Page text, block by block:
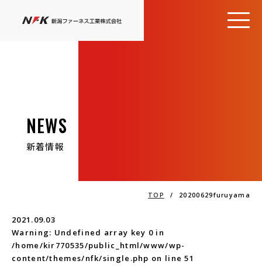
NEWS
新着情報
TOP / 20200629furuyama
2021.09.03
Warning: Undefined array key 0 in
/home/kir770535/public_html/www/wp-
content/themes/nfk/single.php on line51